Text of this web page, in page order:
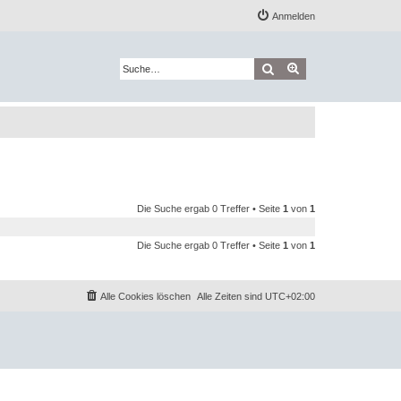
Anmelden
Suche
Die Suche ergab 0 Treffer • Seite 1 von 1
Die Suche ergab 0 Treffer • Seite 1 von 1
Alle Zeiten sind UTC+02:00
Alle Cookies löschen